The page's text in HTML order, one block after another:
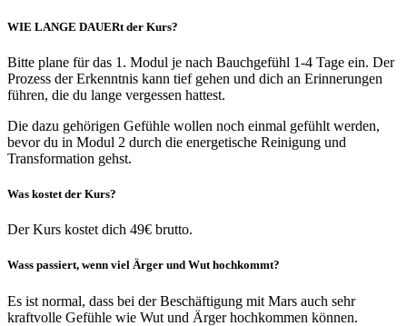
WIE LANGE DAUERt der Kurs?
Bitte plane für das 1. Modul je nach Bauchgefühl 1-4 Tage ein. Der
Prozess der Erkenntnis kann tief gehen und dich an Erinnerungen
führen, die du lange vergessen hattest.
Die dazu gehörigen Gefühle wollen noch einmal gefühlt werden,
bevor du in Modul 2 durch die energetische Reinigung und
Transformation gehst.
Was kostet der Kurs?
Der Kurs kostet dich 49€ brutto.
Wass passiert, wenn viel Ärger und Wut hochkommt?
Es ist normal, dass bei der Beschäftigung mit Mars auch sehr
kraftvolle Gefühle wie Wut und Ärger hochkommen können.